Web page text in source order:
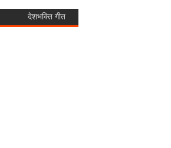
देशभक्ति गीत